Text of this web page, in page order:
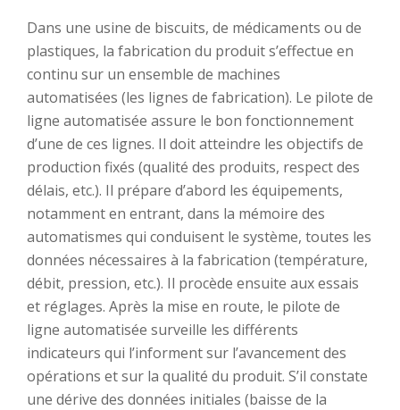
Dans une usine de biscuits, de médicaments ou de
plastiques, la fabrication du produit s’effectue en
continu sur un ensemble de machines
automatisées (les lignes de fabrication). Le pilote de
ligne automatisée assure le bon fonctionnement
d’une de ces lignes. Il doit atteindre les objectifs de
production fixés (qualité des produits, respect des
délais, etc.). Il prépare d’abord les équipements,
notamment en entrant, dans la mémoire des
automatismes qui conduisent le système, toutes les
données nécessaires à la fabrication (température,
débit, pression, etc.). Il procède ensuite aux essais
et réglages. Après la mise en route, le pilote de
ligne automatisée surveille les différents
indicateurs qui l’informent sur l’avancement des
opérations et sur la qualité du produit. S’il constate
une dérive des données initiales (baisse de la